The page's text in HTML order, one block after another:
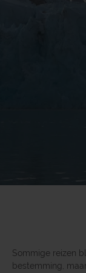
Sommige reizen
bestemming,